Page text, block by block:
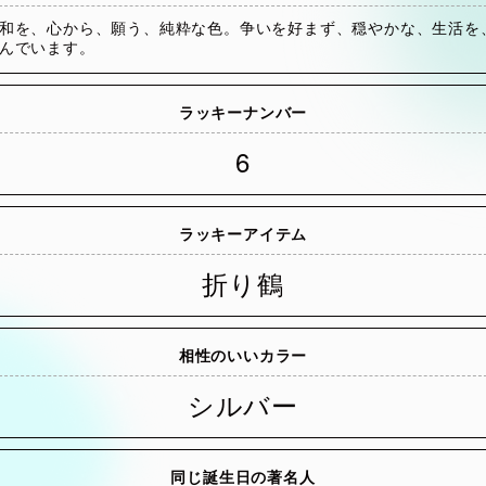
を、心から、願う、純粋な色。争いを好まず、穏やかな、生活を
でいます。
ラッキーナンバー
6
ラッキーアイテム
折り鶴
相性のいいカラー
シルバー
同じ誕生日の著名人